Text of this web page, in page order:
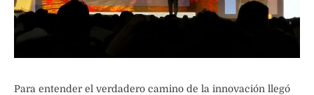
Para entender el verdadero camino de la innovación llegó